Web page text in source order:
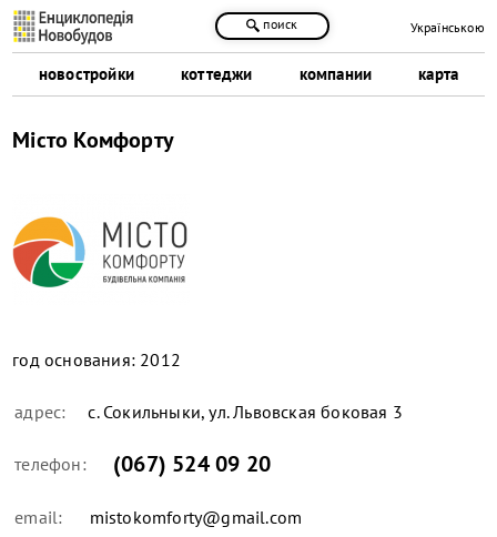
новостройки коттеджи компании карта
поиск Українською
Місто Комфорту
год основания: 2012
адрес: с. Сокильныки, ул. Львовская боковая 3
телефон: (067) 524 09 20
email: mistokomforty@gmail.com